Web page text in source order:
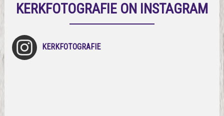
KERKFOTOGRAFIE ON INSTAGRAM
KERKFOTOGRAFIE